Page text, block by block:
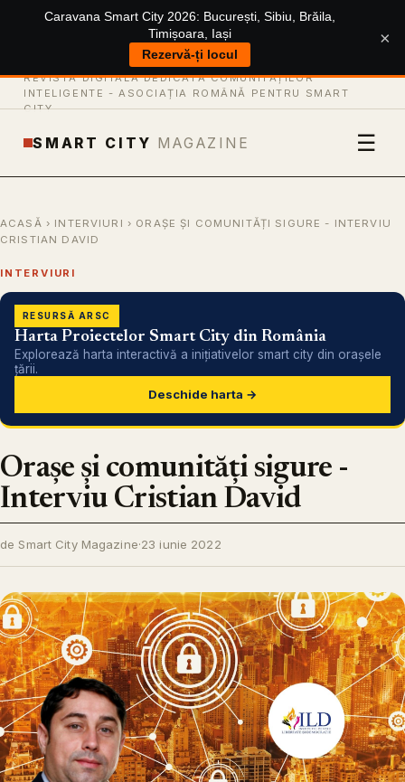
Caravana Smart City 2026: București, Sibiu, Brăila,
Timișoara, Iași
Rezervă-ți locul
×
REVISTĂ DIGITALĂ DEDICATĂ COMUNITĂȚILOR
INTELIGENTE - ASOCIAȚIA ROMÂNĂ PENTRU SMART
CITY
SMART CITY MAGAZINE ☰
ACASĂ › INTERVIURI › ORAȘE ȘI COMUNITĂȚI SIGURE - INTERVIU
CRISTIAN DAVID
INTERVIURI
RESURSĂ ARSC
Harta Proiectelor Smart City din România
Explorează harta interactivă a inițiativelor smart city din orașele
țării.
Deschide harta →
Orașe și comunități sigure -
Interviu Cristian David
de Smart City Magazine·23 iunie 2022